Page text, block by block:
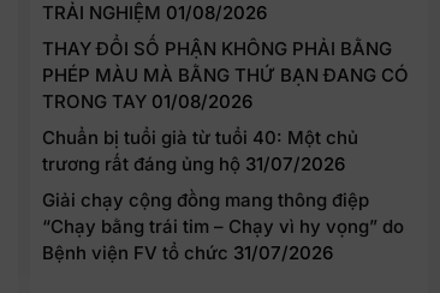
TRẢI NGHIỆM 01/08/2026
THAY ĐỔI SỐ PHẬN KHÔNG PHẢI BẰNG
PHÉP MÀU MÀ BẰNG THỨ BẠN ĐANG CÓ
TRONG TAY 01/08/2026
Chuẩn bị tuổi già từ tuổi 40: Một chủ
trương rất đáng ủng hộ 31/07/2026
Giải chạy cộng đồng mang thông điệp
“Chạy bằng trái tim – Chạy vì hy vọng” do
Bệnh viện FV tổ chức 31/07/2026